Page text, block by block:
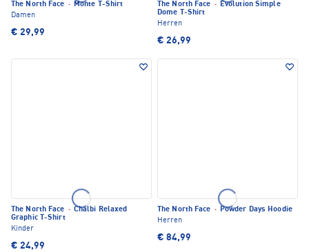
The North Face · Monte T-Shirt
Damen
€ 29,99
The North Face · Evolution Simple
Dome T-Shirt
Herren
€ 26,99
The North Face · Chalbi Relaxed
Graphic T-Shirt
Kinder
€ 24,99
The North Face · Powder Days Hoodie
Herren
€ 84,99